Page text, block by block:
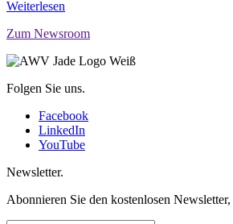
Weiterlesen
Zum Newsroom
Folgen Sie uns.
Facebook
LinkedIn
YouTube
Newsletter.
Abonnieren Sie den kostenlosen